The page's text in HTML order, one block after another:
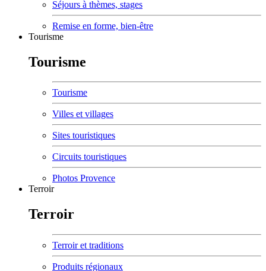
Séjours à thèmes, stages
Remise en forme, bien-être
Tourisme
Tourisme
Tourisme
Villes et villages
Sites touristiques
Circuits touristiques
Photos Provence
Terroir
Terroir
Terroir et traditions
Produits régionaux